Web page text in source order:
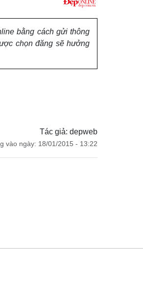
bằng cách gửi thông
chọn đăng sẽ hưởng
Tác giả: depweb
vào ngày: 18/01/2015 - 13:22